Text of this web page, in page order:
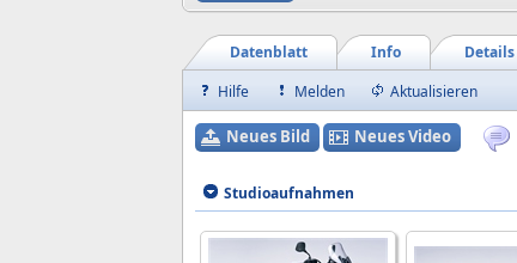
Details
Info
Datenblatt
Hilfe Melden Aktualisieren
Neues Bild Neues Video
Studioaufnahmen